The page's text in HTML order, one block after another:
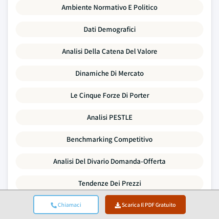
Chiamaci Scarica Il PDF Gratuito
Ambiente Normativo E Politico
Dati Demografici
Analisi Della Catena Del Valore
Dinamiche Di Mercato
Le Cinque Forze Di Porter
Analisi PESTLE
Benchmarking Competitivo
Analisi Del Divario Domanda-Offerta
Tendenze Dei Prezzi
Analisi SWOT